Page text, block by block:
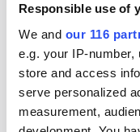
Responsible use of
We and our 116
e.g. your IP-
store and access
serve personalized
measurement,
både intäkten
700 miljoner
Affärer Pr
2026-07-28, 06:37